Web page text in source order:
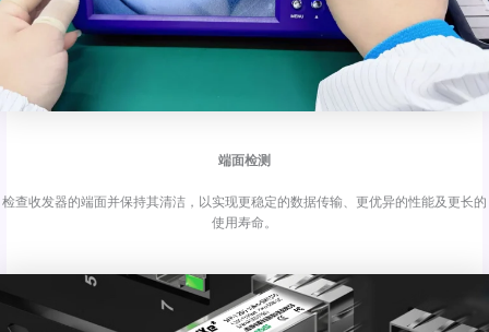
端面检测
检查收发器的端面并保持其清洁，以实现更稳定的数据传输、更优异的性能及更长的
使用寿命。